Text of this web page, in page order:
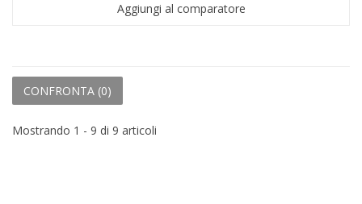
Aggiungi al comparatore
CONFRONTA (0)
Mostrando 1 - 9 di 9 articoli